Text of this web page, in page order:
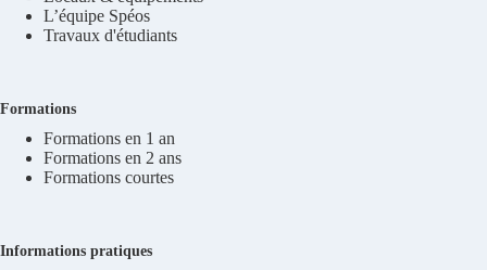
L’équipe Spéos
Travaux d'étudiants
Formations
Formations en 1 an
Formations en 2 ans
Formations courtes
Informations pratiques